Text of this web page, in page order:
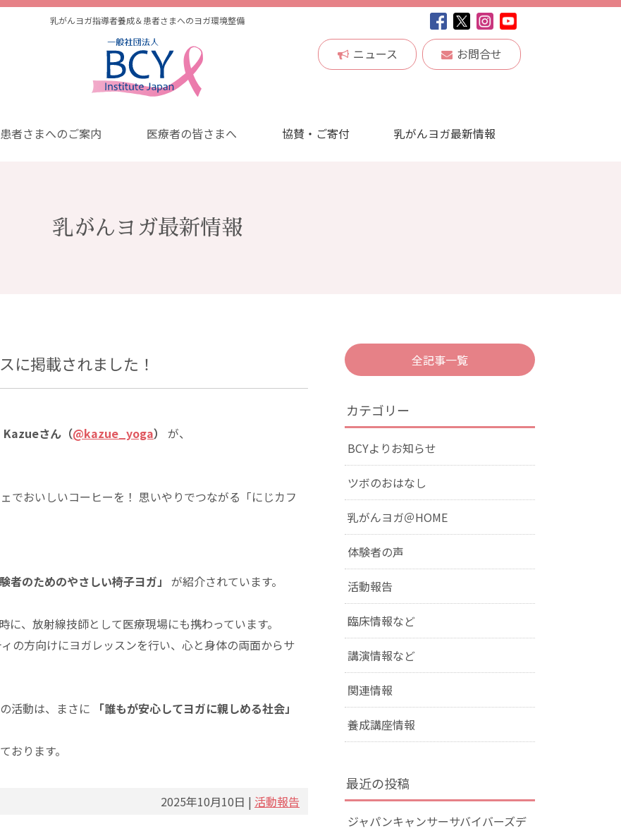
乳がんヨガ指導者養成＆患者さまへのヨガ環境整備
ニュース お問合せ
患者さまへのご案内 医療者の皆さまへ 協賛・ご寄付 乳がんヨガ最新情報
乳がんヨガ最新情報
に掲載されました！
Kazueさん（@kazue_yoga）
が、
でおいしいコーヒーを！ 思いやりでつながる「にじカフ
者のためのやさしい椅子ヨガ」 が紹介されています。
、放射線技師として医療現場にも携わっています。
の方向けにヨガレッスンを行い、心と身体の両面からサ
活動は、まさに
「誰もが安心してヨガに親しめる社会」
おります。
2025年10月10日 | 活動報告
全記事一覧
カテゴリー
BCYよりお知らせ
ツボのおはなし
乳がんヨガ＠HOME
体験者の声
活動報告
臨床情報など
講演情報など
関連情報
養成講座情報
最近の投稿
ジャパンキャンサーサバイバーズデ